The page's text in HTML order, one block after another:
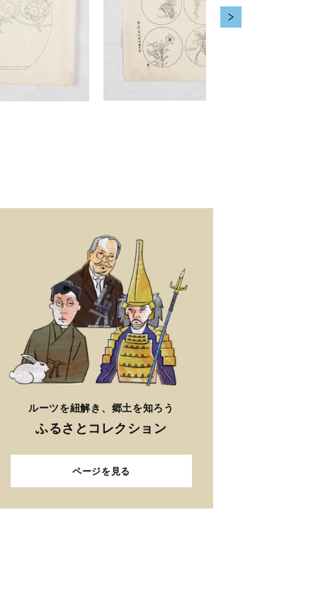
ルーツを紐解き、郷土を知ろう
ふるさとコレクション
ページを見る